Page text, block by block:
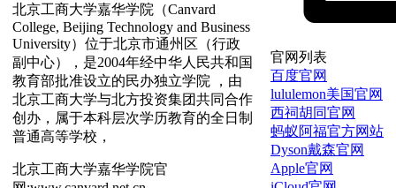
北京工商大学嘉华学院（Canvard
College, Beijing Technology and Business
University）位于北京市通州区（行政
副中心），是2004年经中华人民共和国
教育部批准设立的民办独立学院 ，由
北京工商大学与北方投资集团共同合作
创办，属于本科层次学历教育的全日制
普通高等学校，
北京工商大学嘉华学院官
官网列表
百度官网
lululemon美国官网
西祠胡同官网
蚂蚁阿福官方网站
Dyson戴森官网
Apple官网